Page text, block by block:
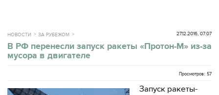
НОВОСТИ ЗА РУБЕЖОМ 27.12.2016, 07:07
В РФ перенесли запуск ракеты «Протон-М»‍ из-за
мусора в двигателе
Просмотров: 57
Запуск ракеты-